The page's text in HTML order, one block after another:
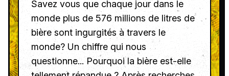
Savez vous que chaque jour dans le
monde plus de 576 millions de litres de
bière sont ingurgités à travers le
monde? Un chiffre qui nous
questionne... Pourquoi la bière est-elle